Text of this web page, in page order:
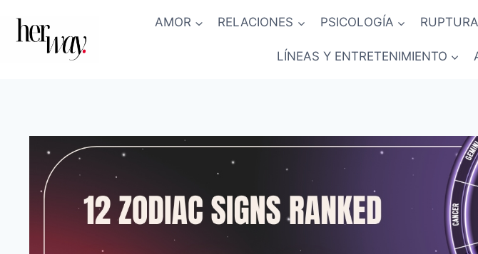
contenido
AMOR RELACIONES PSICOLOGÍA RUPTURA
LÍNEAS Y ENTRETENIMIENTO